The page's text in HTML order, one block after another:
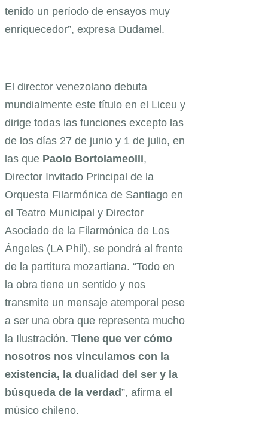
tenido un período de ensayos muy
enriquecedor”, expresa Dudamel.
El director venezolano debuta
mundialmente este título en el Liceu y
dirige todas las funciones excepto las
de los días 27 de junio y 1 de julio, en
las que Paolo Bortolameolli,
Director Invitado Principal de la
Orquesta Filarmónica de Santiago en
el Teatro Municipal y Director
Asociado de la Filarmónica de Los
Ángeles (LA Phil), se pondrá al frente
de la partitura mozartiana. “Todo en
la obra tiene un sentido y nos
transmite un mensaje atemporal pese
a ser una obra que representa mucho
la Ilustración. Tiene que ver cómo
nosotros nos vinculamos con la
existencia, la dualidad del ser y la
búsqueda de la verdad”, afirma el
músico chileno.